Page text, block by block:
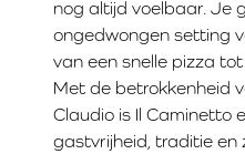
nog altijd voelbaar. Je
ongedwongen setting
van een snelle pizza
Met de betrokkenheid
Claudio is Il Caminetto
gastvrijheid, traditie en